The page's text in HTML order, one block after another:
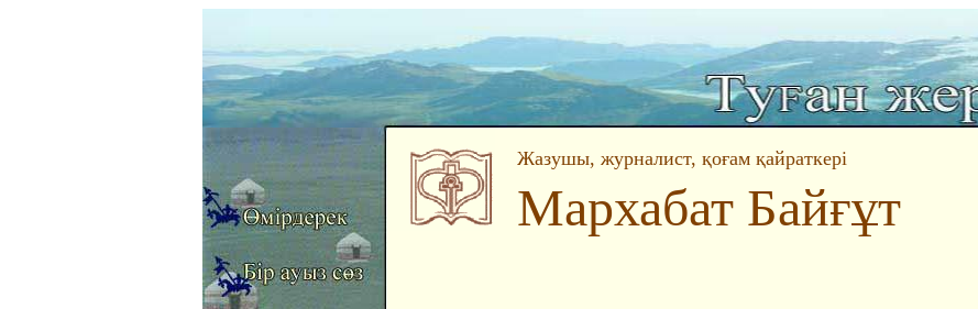
Жазушы, журналист, қоғам қайраткері
Мархабат Байғұт